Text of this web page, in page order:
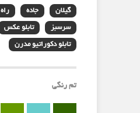
گیلان جاده راه
سرسبز تابلو عکس
تابلو دکوراتیو مدرن
تم رنگی